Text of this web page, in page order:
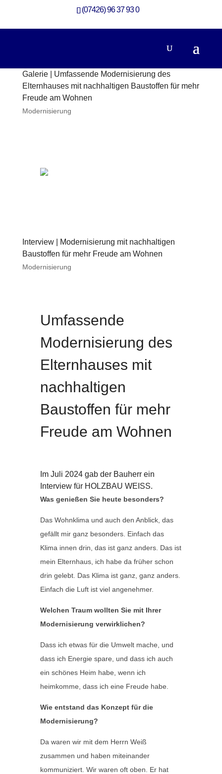
(07426) 96 37 93 0
Galerie | Umfassende Modernisierung des
Elternhauses mit nachhaltigen Baustoffen für mehr
Freude am Wohnen
Modernisierung
Interview | Modernisierung mit nachhaltigen
Baustoffen für mehr Freude am Wohnen
Modernisierung
Umfassende
Modernisierung des
Elternhauses mit
nachhaltigen
Baustoffen für mehr
Freude am Wohnen
Im Juli 2024 gab der Bauherr ein
Interview für HOLZBAU WEISS.
Was genießen Sie heute besonders?
Das Wohnklima und auch den Anblick, das
gefällt mir ganz besonders. Einfach das
Klima innen drin, das ist ganz anders. Das ist
mein Elternhaus, ich habe da früher schon
drin gelebt. Das Klima ist ganz, ganz anders.
Einfach die Luft ist viel angenehmer.
Welchen Traum wollten Sie mit Ihrer
Modernisierung verwirklichen?
Dass ich etwas für die Umwelt mache, und
dass ich Energie spare, und dass ich auch
ein schönes Heim habe, wenn ich
heimkomme, dass ich eine Freude habe.
Wie entstand das Konzept für die
Modernisierung?
Da waren wir mit dem Herrn Weiß
zusammen und haben miteinander
kommuniziert. Wir waren oft oben. Er hat